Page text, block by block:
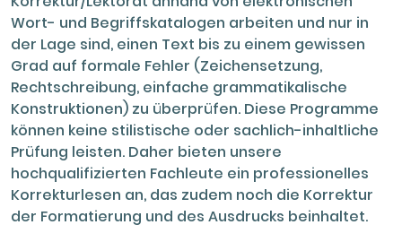
Wort- und Begriffskatalogen arbeiten und nur in
der Lage sind, einen Text bis zu einem gewissen
Grad auf formale Fehler (Zeichensetzung,
Rechtschreibung, einfache grammatikalische
Konstruktionen) zu überprüfen. Diese Programme
können keine stilistische oder sachlich-inhaltliche
Prüfung leisten. Daher bieten unsere
hochqualifizierten Fachleute ein professionelles
Korrekturlesen an, das zudem noch die Korrektur
der Formatierung und des Ausdrucks beinhaltet.